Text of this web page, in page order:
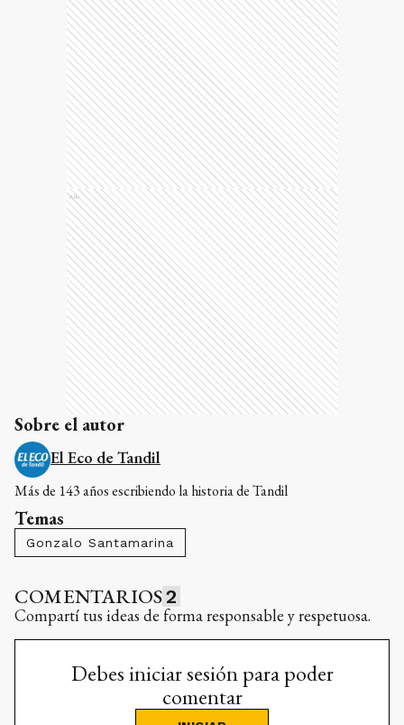
Ads
Sobre el autor
El Eco de Tandil
Más de 143 años escribiendo la historia de Tandil
Temas
Gonzalo Santamarina
COMENTARIOS2
Compartí tus ideas de forma responsable y respetuosa.
Debes iniciar sesión para poder
comentar